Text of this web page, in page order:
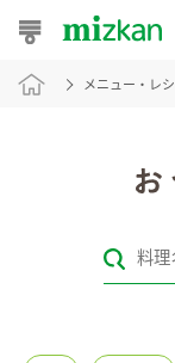
おうちレシ
レシピカテゴリ一
メニュー・レ